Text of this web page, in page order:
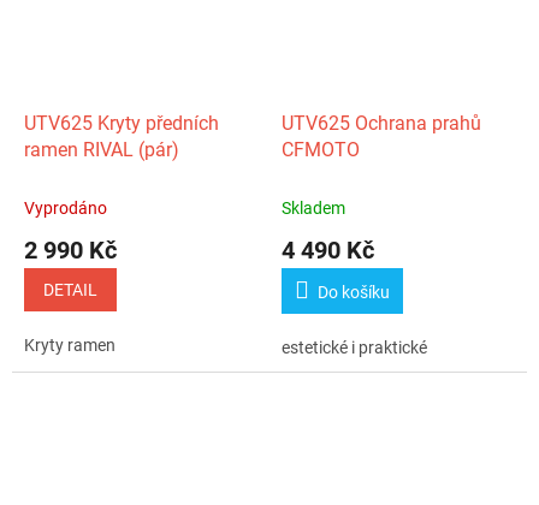
UTV625 Kryty předních
ramen RIVAL (pár)
Vyprodáno
2 990 Kč
DETAIL
Kryty ramen
UTV625 Ochrana prahů
CFMOTO
Skladem
4 490 Kč
Do košíku
estetické i praktické